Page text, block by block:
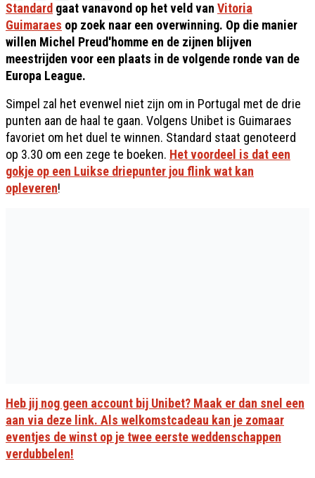
Standard gaat vanavond op het veld van Vitoria
Guimaraes op zoek naar een overwinning. Op die manier
willen Michel Preud'homme en de zijnen blijven
meestrijden voor een plaats in de volgende ronde van de
Europa League.
Simpel zal het evenwel niet zijn om in Portugal met de drie
punten aan de haal te gaan. Volgens Unibet is Guimaraes
favoriet om het duel te winnen. Standard staat genoteerd
op 3.30 om een zege te boeken. Het voordeel is dat een
gokje op een Luikse driepunter jou flink wat kan
opleveren!
Heb jij nog geen account bij Unibet? Maak er dan snel een
aan via deze link. Als welkomstcadeau kan je zomaar
eventjes de winst op je twee eerste weddenschappen
verdubbelen!